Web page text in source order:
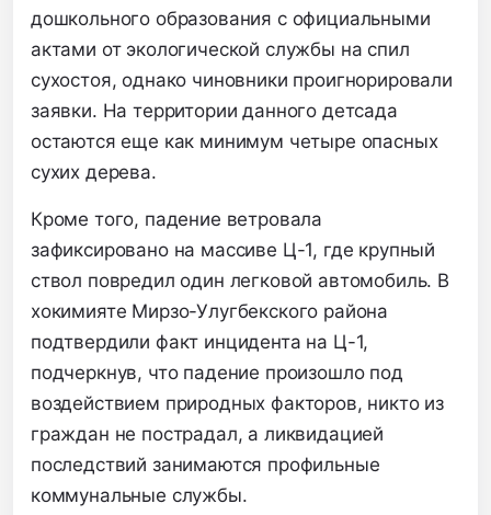
дошкольного образования с официальными
актами от экологической службы на спил
сухостоя, однако чиновники проигнорировали
заявки. На территории данного детсада
остаются еще как минимум четыре опасных
сухих дерева.
Кроме того, падение ветровала
зафиксировано на массиве Ц-1, где крупный
ствол повредил один легковой автомобиль. В
хокимияте Мирзо-Улугбекского района
подтвердили факт инцидента на Ц-1,
подчеркнув, что падение произошло под
воздействием природных факторов, никто из
граждан не пострадал, а ликвидацией
последствий занимаются профильные
коммунальные службы.